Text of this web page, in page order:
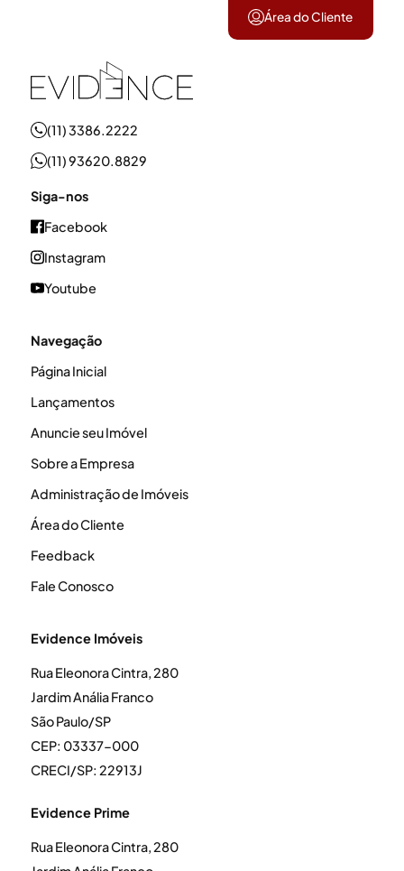
Área do Cliente
(11) 3386.2222
(11) 93620.8829
Siga-nos
Facebook
Instagram
Youtube
Navegação
Página Inicial
Lançamentos
Anuncie seu Imóvel
Sobre a Empresa
Administração de Imóveis
Área do Cliente
Feedback
Fale Conosco
Evidence Imóveis
Rua Eleonora Cintra, 280
Jardim Anália Franco
São Paulo/SP
CEP: 03337-000
CRECI/SP: 22913J
Evidence Prime
Rua Eleonora Cintra, 280